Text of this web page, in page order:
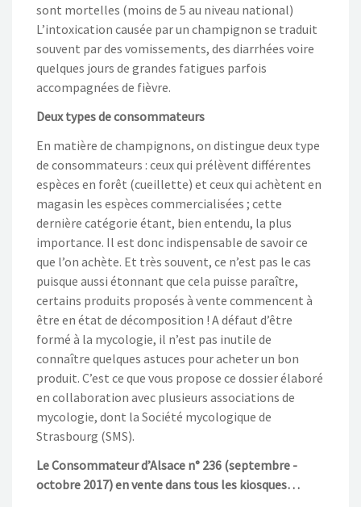
sont mortelles (moins de 5 au niveau national)
L’intoxication causée par un champignon se traduit
souvent par des vomissements, des diarrhées voire
quelques jours de grandes fatigues parfois
accompagnées de fièvre.
Deux types de consommateurs
En matière de champignons, on distingue deux type
de consommateurs : ceux qui prélèvent différentes
espèces en forêt (cueillette) et ceux qui achètent en
magasin les espèces commercialisées ; cette
dernière catégorie étant, bien entendu, la plus
importance. Il est donc indispensable de savoir ce
que l’on achète. Et très souvent, ce n’est pas le cas
puisque aussi étonnant que cela puisse paraître,
certains produits proposés à vente commencent à
être en état de décomposition ! A défaut d’être
formé à la mycologie, il n’est pas inutile de
connaître quelques astuces pour acheter un bon
produit. C’est ce que vous propose ce dossier élaboré
en collaboration avec plusieurs associations de
mycologie, dont la Société mycologique de
Strasbourg (SMS).
Le Consommateur d’Alsace n° 236 (septembre -
octobre 2017) en vente dans tous les kiosques…